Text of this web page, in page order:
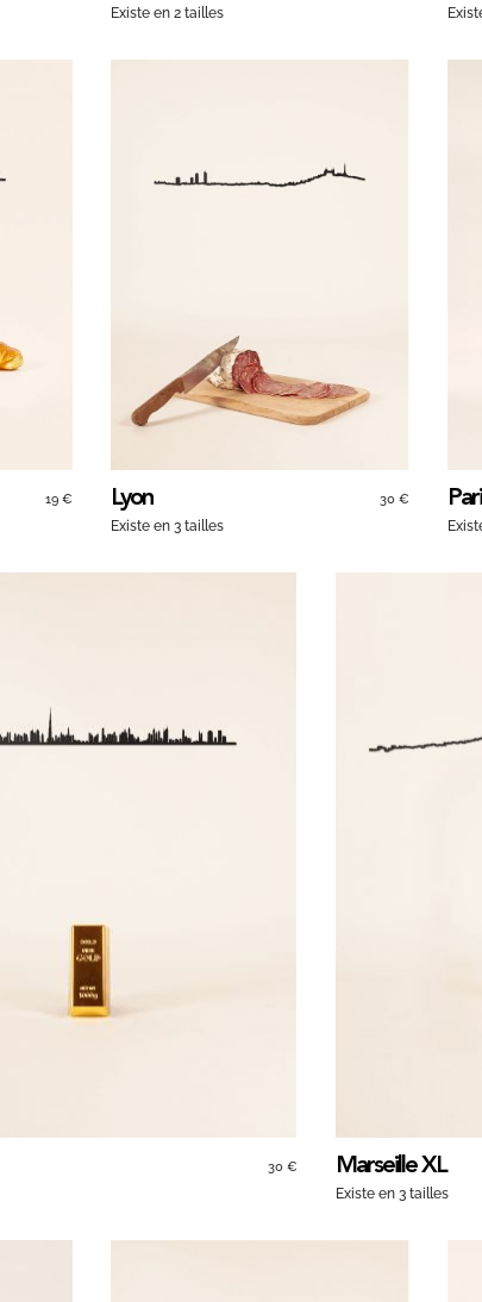
Existe en 2 tailles
19 € Lyon 30 €
Existe en 3 tailles
30 € Marseille XL
Existe en 3 tailles